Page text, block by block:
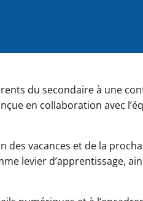
du secondaire à une
en collaboration avec
des vacances et de la
levier d’apprentissage,